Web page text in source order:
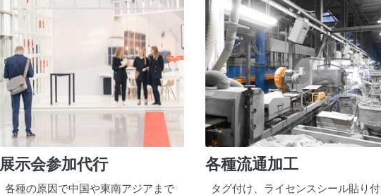
展示会参加代行
各種の原因で中国や東南アジアまで
各種流通加工
タグ付け、ライセンスシール貼り付